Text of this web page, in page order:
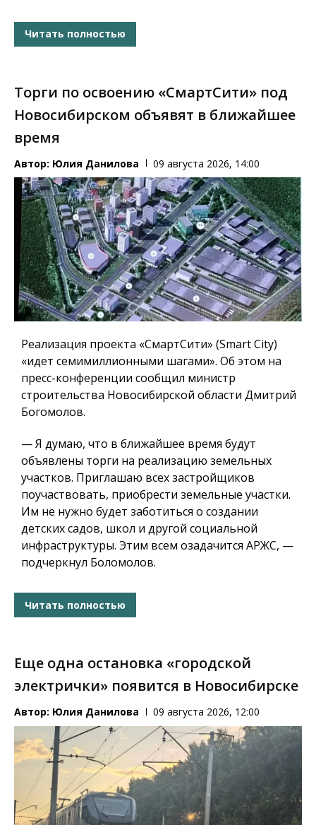
Читать полностью
Торги по освоению «СмартСити» под
Новосибирском объявят в ближайшее
время
Автор: Юлия Данилова 09 августа 2026, 14:00
Реализация проекта «СмартСити» (Smart City)
«идет семимиллионными шагами». Об этом на
пресс-конференции сообщил министр
строительства Новосибирской области Дмитрий
Богомолов.
— Я думаю, что в ближайшее время будут
объявлены торги на реализацию земельных
участков. Приглашаю всех застройщиков
поучаствовать, приобрести земельные участки.
Им не нужно будет заботиться о создании
детских садов, школ и другой социальной
инфраструктуры. Этим всем озадачится АРЖС, —
подчеркнул Боломолов.
Читать полностью
Еще одна остановка «городской
электрички» появится в Новосибирске
Автор: Юлия Данилова 09 августа 2026, 12:00